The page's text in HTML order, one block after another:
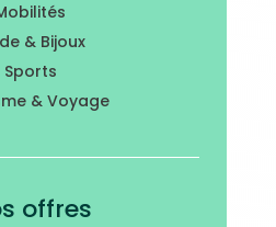
& Bijoux
Sports
& Voyage
offres